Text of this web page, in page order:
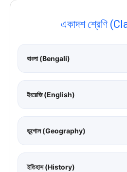
একাদশ শ্রেণি
বাংলা (Bengali)
ইংরেজি (English)
ভূগোল (Geography)
ইতিহাস (History)